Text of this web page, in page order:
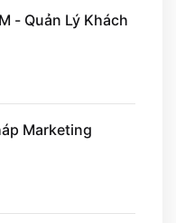
- Quản Lý Khách
Marketing